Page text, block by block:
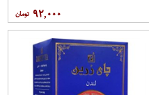
۹۲,۰۰۰